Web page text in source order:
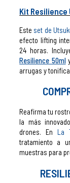
Kit Resilience
Este set de
efecto lifting
24 horas.
Resilience 50ml
arrugas y
Reafirma tu
la más
drones. EnLa
tratamiento a
muestras para